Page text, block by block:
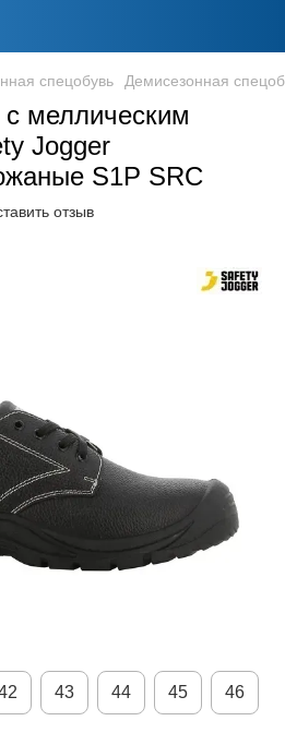
спецобувь Демисезонная
меллическим
Jogger
S1P SRC
отзыв
43 44 45 46